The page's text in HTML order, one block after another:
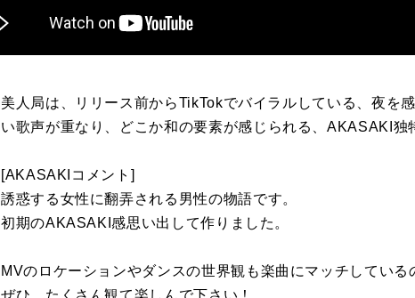
美人局は、リリース前からTikTokでバイラルしている、夜を
い歌声が重なり、どこか和の要素が感じられる、AKASAKI独
[AKASAKIコメント]
誘惑する女性に翻弄される男性の物語です。
初期のAKASAKI感思い出して作りました。
MVのロケーションやダンスの世界観も楽曲にマッチしている
ぜひ、たくさん観て楽しんで下さい！